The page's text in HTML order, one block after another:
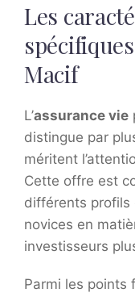
Les
Macif
L’assurance vie
distingue par
méritent
Cette offre est
différents profils
novices en
investisseurs
Parmi les points